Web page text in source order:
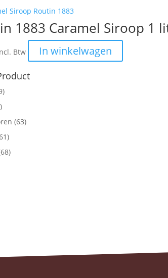
1883 Caramel Siroop 1
Btw In winkelwagen
(63)